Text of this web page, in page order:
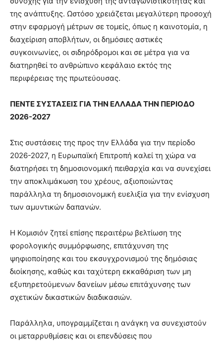
της ανάπτυξης. Ωστόσο χρειάζεται μεγαλύτερη προσοχή
στην εφαρμογή μέτρων σε τομείς, όπως η καινοτομία, η
διαχείριση αποβλήτων, οι δημόσιες αστικές
συγκοινωνίες, οι σιδηρόδρομοι και σε μέτρα για να
διατηρηθεί το ανθρώπινο κεφάλαιο εκτός της
περιφέρειας της πρωτεύουσας.
ΠΕΝΤΕ ΣΥΣΤΑΣΕΙΣ ΓΙΑ ΤΗΝ ΕΛΛΑΔΑ ΤΗΝ ΠΕΡΙΟΔΟ
2026-2027
Στις συστάσεις της προς την Ελλάδα για την περίοδο
2026-2027, η Ευρωπαϊκή Επιτροπή καλεί τη χώρα να
διατηρήσει τη δημοσιονομική πειθαρχία και να συνεχίσει
την αποκλιμάκωση του χρέους, αξιοποιώντας
παράλληλα τη δημοσιονομική ευελιξία για την ενίσχυση
των αμυντικών δαπανών.
Η Κομισιόν ζητεί επίσης περαιτέρω βελτίωση της
φορολογικής συμμόρφωσης, επιτάχυνση της
ψηφιοποίησης και του εκσυγχρονισμού της δημόσιας
διοίκησης, καθώς και ταχύτερη εκκαθάριση των μη
εξυπηρετούμενων δανείων μέσω επιτάχυνσης των
σχετικών δικαστικών διαδικασιών.
Παράλληλα, υπογραμμίζεται η ανάγκη να συνεχιστούν
οι μεταρρυθμίσεις και οι επενδύσεις που